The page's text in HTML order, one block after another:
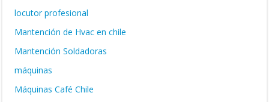
locutor profesional
Mantención de Hvac en chile
Mantención Soldadoras
máquinas
Máquinas Café Chile